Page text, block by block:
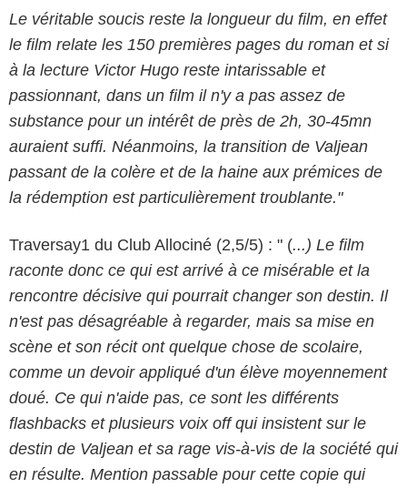
Le véritable soucis reste la longueur du film, en effet
le film relate les 150 premières pages du roman et si
à la lecture Victor Hugo reste intarissable et
passionnant, dans un film il n'y a pas assez de
substance pour un intérêt de près de 2h, 30-45mn
auraient suffi. Néanmoins, la transition de Valjean
passant de la colère et de la haine aux prémices de
la rédemption est particulièrement troublante."
Traversay1 du Club Allociné (2,5/5) : " (...) Le film
raconte donc ce qui est arrivé à ce misérable et la
rencontre décisive qui pourrait changer son destin. Il
n'est pas désagréable à regarder, mais sa mise en
scène et son récit ont quelque chose de scolaire,
comme un devoir appliqué d'un élève moyennement
doué. Ce qui n'aide pas, ce sont les différents
flashbacks et plusieurs voix off qui insistent sur le
destin de Valjean et sa rage vis-à-vis de la société qui
en résulte. Mention passable pour cette copie qui